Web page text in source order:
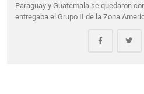
Paraguay y Guatemala se quedaron
entregaba el Grupo II de la Zona